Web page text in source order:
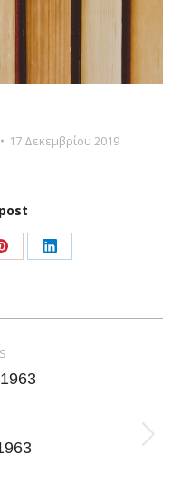
17 Δεκεμβρίου 2019
Share
Pinterest
Share
LinkedIn